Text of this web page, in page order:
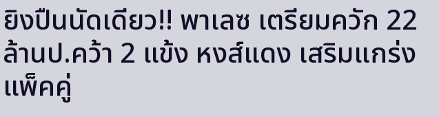
ยิงปืนนัดเดียว!! พาเลซ เตรียมควัก 22
ล้านป.คว้า 2 แข้ง หงส์แดง เสริมแกร่ง
แพ็คคู่